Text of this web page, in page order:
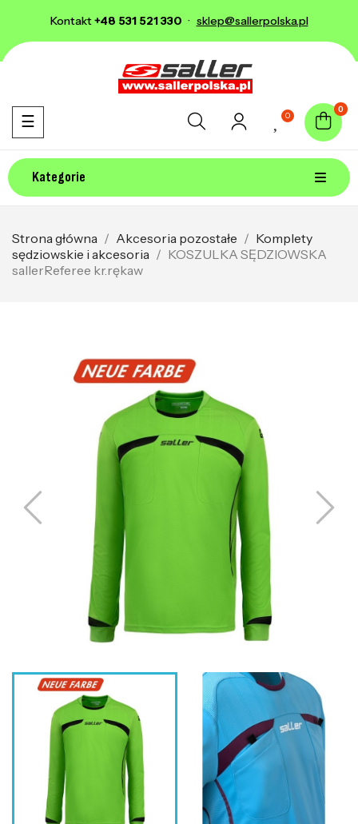
Kontakt+48 531 521 330 · sklep@sallerpolska.pl
0
0
Kategorie
Toggle navigation
☰
Strona główna Akcesoria pozostałe
Komplety
sędziowskie i akcesoria
KOSZULKA SĘDZIOWSKA
sallerReferee kr.rękaw